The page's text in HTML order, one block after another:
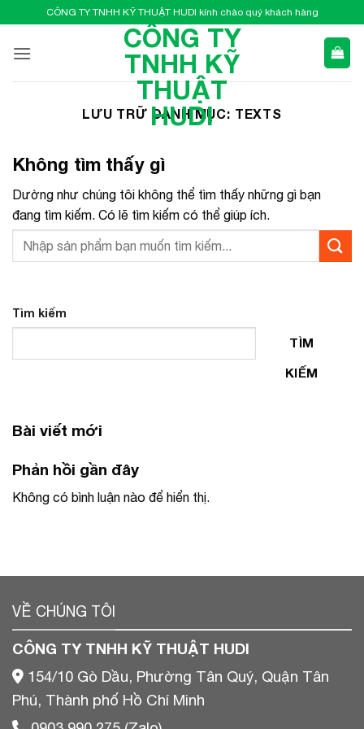
qua
nội
CÔNG TY TNHH KỸ THUẬT HUDI kính chào quý khách hàng
CÔNG TY
TNHH KỸ
THUẬT
HUDI
LƯU TRỮ DANH MỤC: TEXTS
Không tìm thấy gì
Dường như chúng tôi không thể tìm thấy những gì bạn
đang tìm kiếm. Có lẽ tìm kiếm có thể giúp ích.
Tìm kiếm
TÌM
KIẾM
Bài viết mới
Phản hồi gần đây
Không có bình luận nào để hiển thị.
VỀ CHÚNG TÔI
CÔNG TY TNHH KỸ THUẬT HUDI
154/10 Gò Dầu, Phường Tân Quý, Quận Tân
Phú, Thành phố Hồ Chí Minh